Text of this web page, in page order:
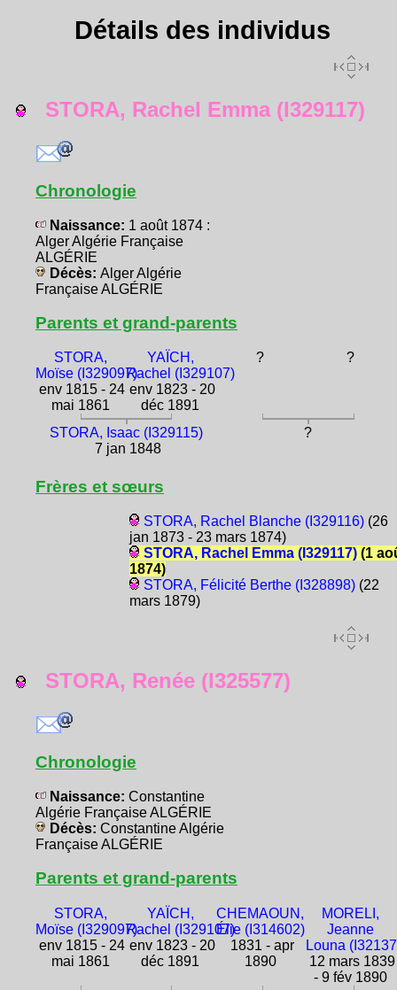
Détails des individus
STORA, Rachel Emma (I329117)
Chronologie
Naissance: 1 août 1874 :
Alger Algérie Française
ALGÉRIE
Décès: Alger Algérie
Française ALGÉRIE
Parents et grand-parents
STORA,
Moïse (I329097)
env 1815 - 24
mai 1861
YAÏCH,
Rachel (I329107)
env 1823 - 20
déc 1891
? ?
STORA, Isaac (I329115)
7 jan 1848
?
Frères et sœurs
STORA, Rachel Blanche (I329116)(26
jan 1873 - 23 mars 1874)
STORA, Rachel Emma (I329117)(1
1874)
STORA, Félicité Berthe (I328898)(22
mars 1879)
STORA, Renée (I325577)
Chronologie
Naissance: Constantine
Algérie Française ALGÉRIE
Décès: Constantine Algérie
Française ALGÉRIE
Parents et grand-parents
STORA,
Moïse (I329097)
env 1815 - 24
mai 1861
YAÏCH,
Rachel (I329107)
env 1823 - 20
déc 1891
CHEMAOUN,
Élie (I314602)
1831 - apr
1890
MORELI,
Jeanne
Louna
12 mars 1839
- 9 fév 1890